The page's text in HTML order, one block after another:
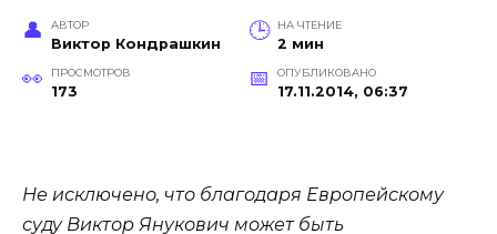
АВТОР
Виктор Кондрашкин
НА ЧТЕНИЕ
2 мин
ПРОСМОТРОВ
173
ОПУБЛИКОВАНО
17.11.2014, 06:37
Не исключено, что благодаря Европейскому
суду Виктор Янукович может быть